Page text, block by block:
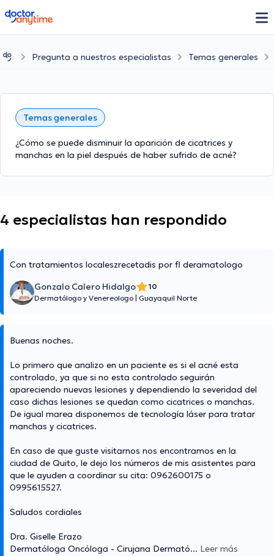
doctoranytime
Pregunta a nuestros especialistas Temas generales
Temas generales
¿Cómo se puede disminuir la aparición de cicatrices y
manchas en la piel después de haber sufrido de acné?
4 especialistas han respondido
Con tratamientos localeszrecetadis por fl deramatologo
Gonzalo Calero Hidalgo
10
Dermatólogo y Venereologo Guayaquil Norte
Buenas noches.
Lo primero que analizo en un paciente es si el acné esta
controlado, ya que si no esta controlado seguirán
apareciendo nuevas lesiones y dependiendo la severidad del
caso dichas lesiones se quedan como cicatrices o manchas.
De igual marea disponemos de tecnología láser para tratar
manchas y cicatrices.
En caso de que guste visitarnos nos encontramos en la
ciudad de Quito, le dejo los números de mis asistentes para
que le ayuden a coordinar su cita: 0962600175 o
0995615527.
Saludos cordiales
Dra. Giselle Erazo
Dermatóloga Oncóloga - Cirujana Dermató... Leer más